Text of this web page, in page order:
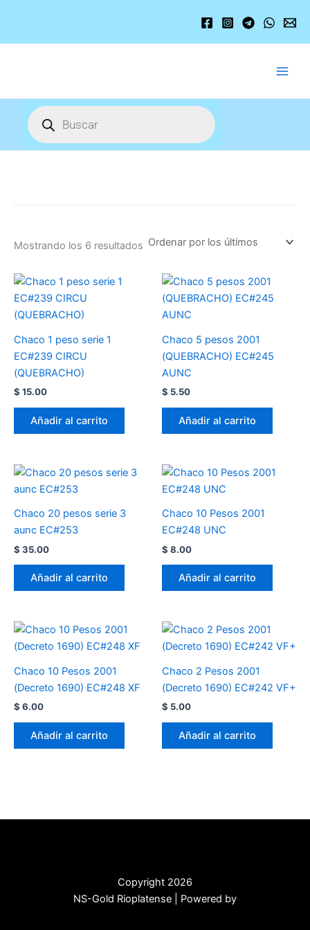
contenido
Búsqueda
de
productos
Mostrando los 6 resultados
Chaco 1 peso serie 1
EC#239 CIRCU
(QUEBRACHO)
$ 15.00
Añadir al carrito
Chaco 5 pesos 2001
(QUEBRACHO) EC#245
AUNC
$ 5.50
Añadir al carrito
Chaco 20 pesos serie 3
aunc EC#253
$ 35.00
Añadir al carrito
Chaco 10 Pesos 2001
EC#248 UNC
$ 8.00
Añadir al carrito
Chaco 10 Pesos 2001
(Decreto 1690) EC#248 XF
$ 6.00
Añadir al carrito
Chaco 2 Pesos 2001
(Decreto 1690) EC#242 VF+
$ 5.00
Añadir al carrito
Copyright 2026
NS-Gold Rioplatense | Powered by